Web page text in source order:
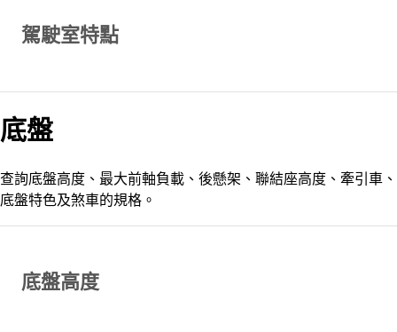
駕駛室特點
底盤
查詢底盤高度、最大前軸負載、後懸架、聯結座高度、牽引車、
底盤特色及煞車的規格。
底盤高度